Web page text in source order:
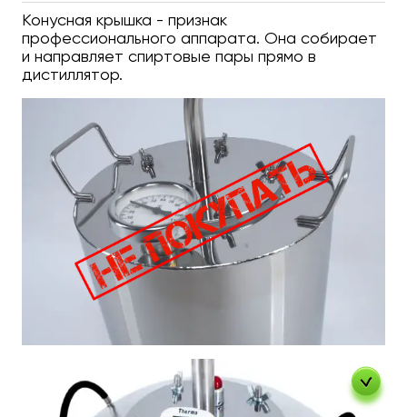
Конусная крышка - признак
профессионального аппарата. Она собирает
и направляет спиртовые пары прямо в
дистиллятор.